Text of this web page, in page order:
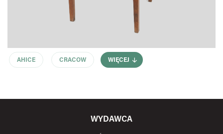
AHICE CRACOW WIĘCEJ
WYDAWCA